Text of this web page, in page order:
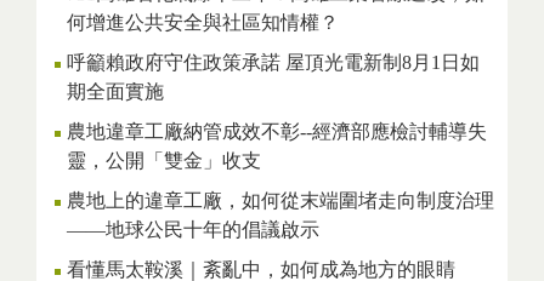
何增進公共安全與社區知情權？
呼籲賴政府守住政策承諾 屋頂光電新制8月1日如
期全面實施
農地違章工廠納管成效不彰--經濟部應檢討輔導失
靈，公開「雙金」收支
農地上的違章工廠，如何從末端圍堵走向制度治理
——地球公民十年的倡議啟示
看懂馬太鞍溪｜紊亂中，如何成為地方的眼睛